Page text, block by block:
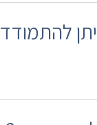
להתמודד